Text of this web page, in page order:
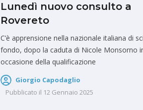
Lunedì nuovo consulto a
Rovereto
C’è apprensione nella nazionale italiana di
fondo, dopo la caduta di Nicole Monsorno
occasione della qualificazione
Giorgio Capodaglio
Pubblicato il 12 Gennaio 2025